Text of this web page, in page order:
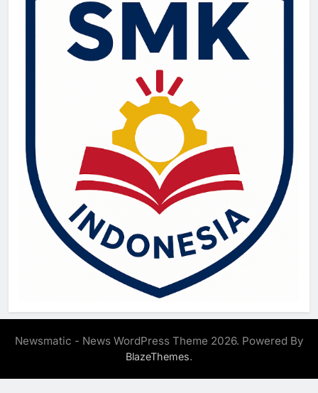
Newsmatic - News WordPress Theme 2026. Powered By
BlazeThemes.